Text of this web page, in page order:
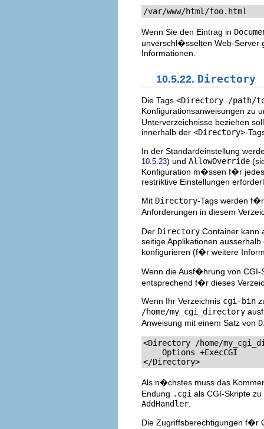
/var/www/html/foo.html
Wenn Sie den Eintrag in
unverschl�sselten Web-Server
Informationen.
10.5.22. Directory
Die Tags <Directory /path/
Konfigurationsanweisungen zu
Unterverzeichnisse beziehen
innerhalb der <Directory>-
In der Standardeinstellung
10.5.23) und AllowOverride
Konfiguration m�ssen f�r jedes
restriktive Einstellungen
Mit Directory-Tags werden
Anforderungen in diesem
Der Directory Container kann
seitige Applikationen
konfigurieren (f�r weitere
Wenn die Ausf�hrung von
entsprechend f�r dieses
Wenn Ihr Verzeichnis cgi-bin
/home/my_cgi_directory
Anweisung mit einem Satz von
<Directory /home/
    Options +ExecCGI
</Directory>
Als n�chstes muss das
Endung .cgi als CGI-Skripte
AddHandler
Die Zugriffsberechtigungen f�r